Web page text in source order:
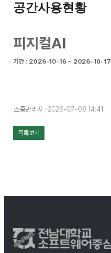
공간사용현황
피지컬AI
기간 : 2026-10-16 ~ 2026-10-17
소중관리자 · 2026-07-08 14:41
목록보기